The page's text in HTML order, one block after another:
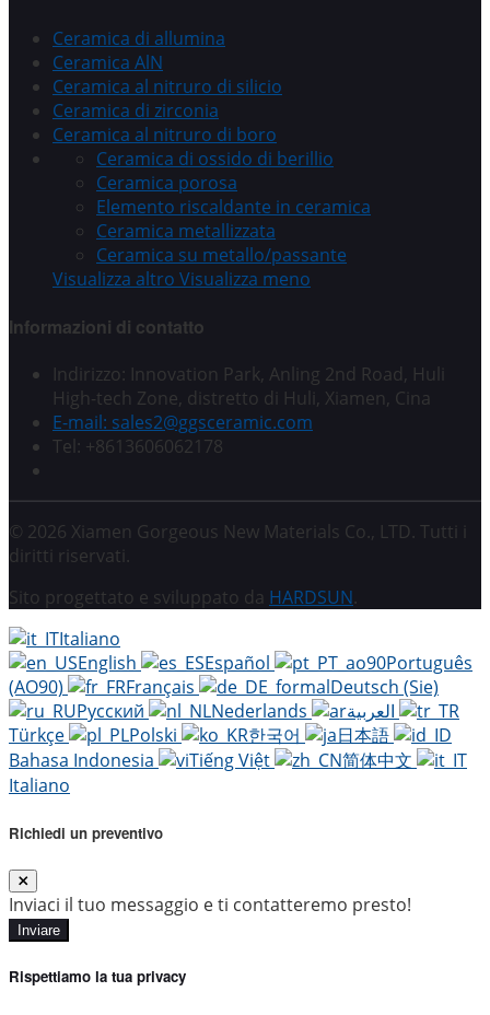
Ceramica di allumina
Ceramica AlN
Ceramica al nitruro di silicio
Ceramica di zirconia
Ceramica al nitruro di boro
Ceramica di ossido di berillio
Ceramica porosa
Elemento riscaldante in ceramica
Ceramica metallizzata
Ceramica su metallo/passante
Visualizza altro Visualizza meno
Informazioni di contatto
Indirizzo: Innovation Park, Anling 2nd Road, Huli
High-tech Zone, distretto di Huli, Xiamen, Cina
E-mail: sales2@ggsceramic.com
Tel: +8613606062178
© 2026 Xiamen Gorgeous New Materials Co., LTD. Tutti i
diritti riservati.
Sito progettato e sviluppato da HARDSUN.
Italiano
English
Español
Português
(AO90)
Français
Deutsch (Sie)
Русский
Nederlands
Türkçe
Polski 한국어
日本語
Bahasa Indonesia
Tiếng Việt
简体中文
Italiano
Richiedi un preventivo
Inviaci il tuo messaggio e ti contatteremo presto!
Inviare
Rispettiamo la tua privacy